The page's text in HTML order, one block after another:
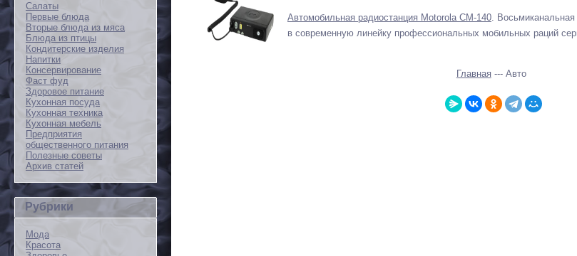
Салаты
Первые блюда
Вторые блюда из мяса
Блюда из птицы
Кондитерские изделия
Напитки
Консервирование
Фаст фуд
Здоровое питание
Кухонная посуда
Кухонная техника
Кухонная мебель
Предприятия
общественного питания
Полезные советы
Архив статей
Рубрики
Мода
Красота
Автомобильная радиостанция Motorola CM-140.
в современную линейку профессиональных мобильных раций
Главная --- Авто